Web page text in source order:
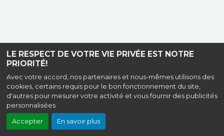
LE RESPECT DE VOTRE VIE PRIVÉE EST NOTRE
PRIORITÉ!
Avec votre accord, nos partenaires et nous-mêmes utilisons des
cookies, certains requis pour le bon fonctionnement du site,
d'autres pour mesurer votre activité et vous fournir des publicités
personnalisées.
Accepter En savoir plus